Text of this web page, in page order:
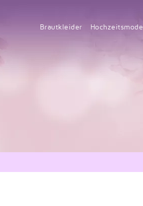
Brautkleider Hochzeitsmode